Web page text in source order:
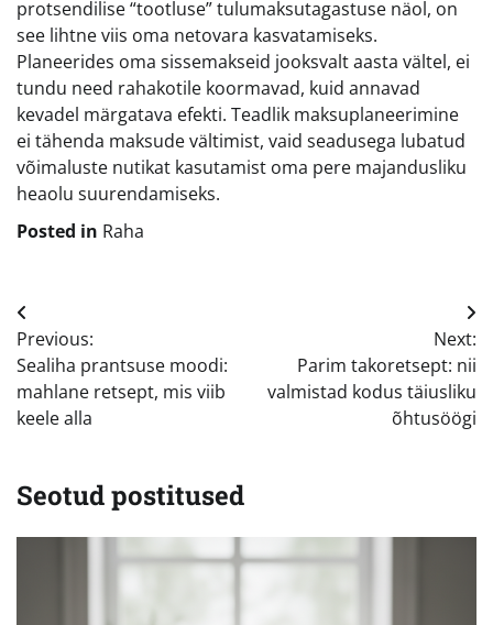
protsendilise “tootluse” tulumaksutagastuse näol, on
see lihtne viis oma netovara kasvatamiseks.
Planeerides oma sissemakseid jooksvalt aasta vältel, ei
tundu need rahakotile koormavad, kuid annavad
kevadel märgatava efekti. Teadlik maksuplaneerimine
ei tähenda maksude vältimist, vaid seadusega lubatud
võimaluste nutikat kasutamist oma pere majandusliku
heaolu suurendamiseks.
Posted in Raha
Navigeerimine
Previous:
Sealiha prantsuse moodi:
mahlane retsept, mis viib
keele alla
Next:
Parim takoretsept: nii
valmistad kodus täiusliku
õhtusöögi
Seotud postitused